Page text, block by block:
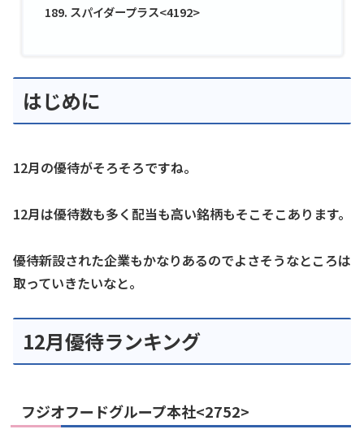
スパイダープラス<4192>
はじめに
12月の優待がそろそろですね。
12月は優待数も多く配当も高い銘柄もそこそこあります。
優待新設された企業もかなりあるのでよさそうなところは
取っていきたいなと。
12月優待ランキング
フジオフードグループ本社<2752>